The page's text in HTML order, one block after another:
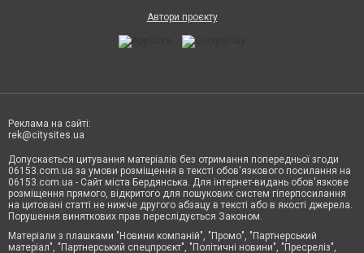
Автори проєкту
Реклама на сайті:
rek@citysites.ua
Допускається цитування матеріалів без отримання попередньої згоди
06153.com.ua за умови розміщення в тексті обов'язкового посилання на
06153.com.ua - Сайт міста Бердянська. Для інтернет-видань обов'язкове
розміщення прямого, відкритого для пошукових систем гіперпосилання
на цитовані статті не нижче другого абзацу в тексті або в якості джерела.
Порушення виняткових прав переслідується Законом.
Матеріали з плашками "Новини компаній", "Промо", "Партнерський
матеріал", "Партнерський спецпроєкт", "Політичні новини", "Пресреліз",